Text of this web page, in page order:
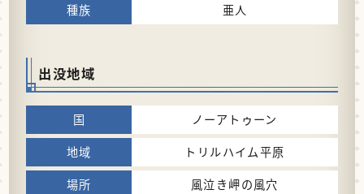
亜人
出没地域
ノーアトゥーン
トリルハイム平原
風泣き岬の風穴